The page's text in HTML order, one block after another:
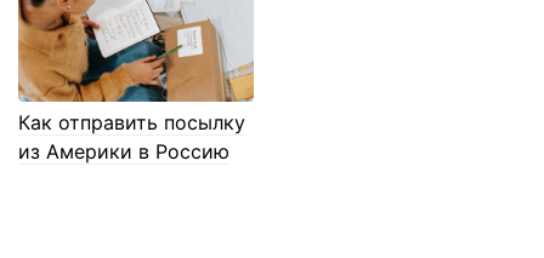
Как отправить посылку
из Америки в Россию